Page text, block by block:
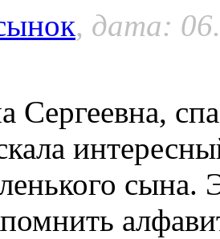
, дата:
Сергеевна,
сына.